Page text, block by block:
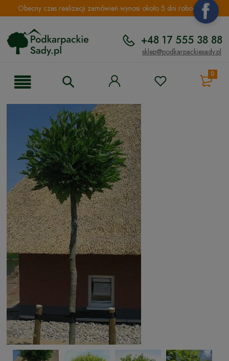
Obecny czas realizacji zamówień wynosi około 5 dni roboczych.
+48 17 555 38 88
sklep@podkarpackiesady.pl
0